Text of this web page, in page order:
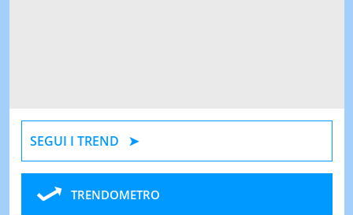
SEGUI I TREND
TRENDOMETRO